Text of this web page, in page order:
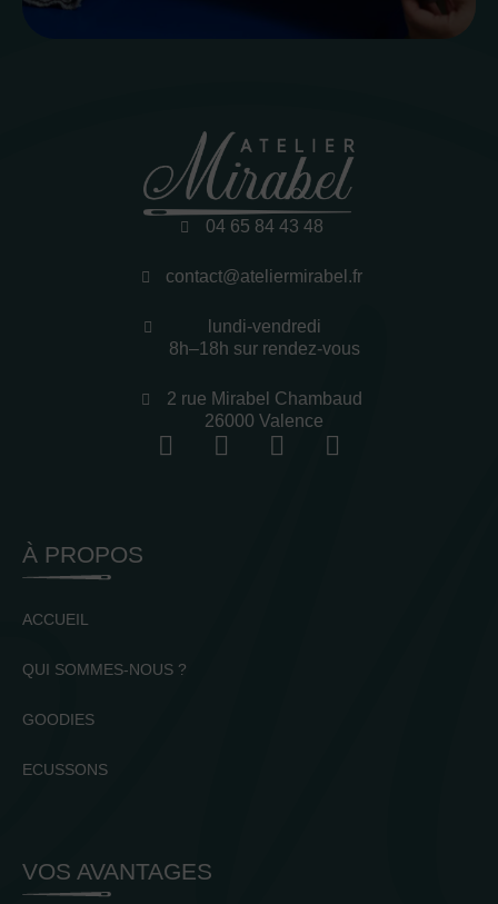
04 65 84 43 48
contact@ateliermirabel.fr
lundi-vendredi
8h–18h sur rendez-vous
2 rue Mirabel Chambaud
26000 Valence
À PROPOS
ACCUEIL
QUI SOMMES-NOUS ?
GOODIES
ECUSSONS
VOS AVANTAGES